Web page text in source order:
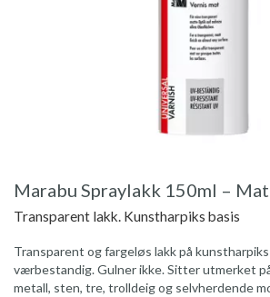
Marabu Spraylakk 150ml –
Transparent lakk. Kunstharpiks basis
Transparent og fargeløs lakk på
værbestandig. Gulner ikke. Sitter utmerket
metall, sten, tre, trolldeig og selvherdende